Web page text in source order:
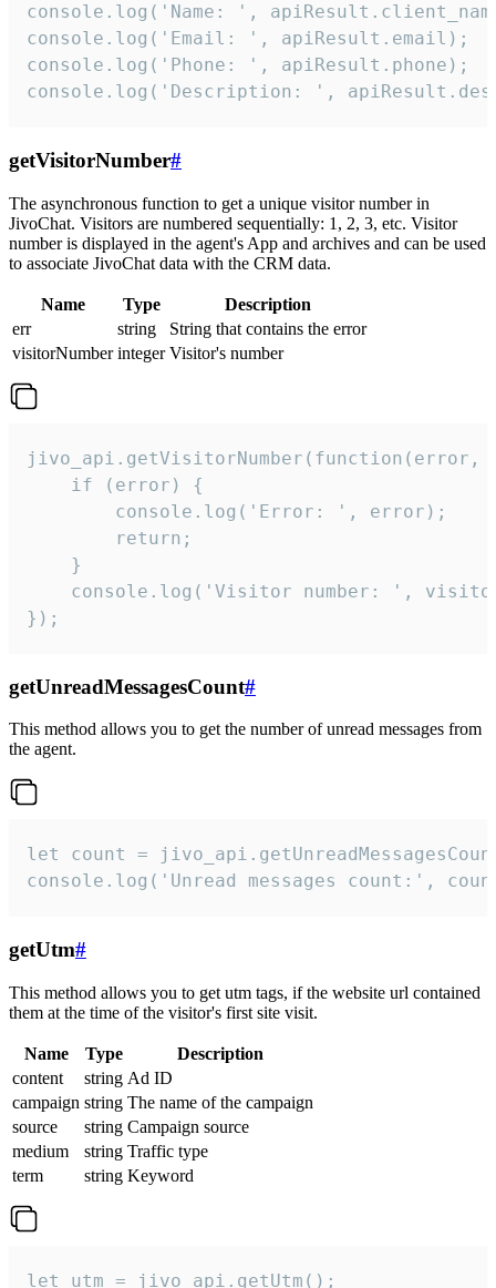
console.log('Name: ',
console.log('Email: ', apiResult.email);
console.log('Phone: ', apiResult.phone);
console.log('Description: ',
getVisitorNumber#
The asynchronous function to get a unique visitor number in
JivoChat. Visitors are numbered sequentially: 1, 2, 3, etc. Visitor
number is displayed in the agent's App and archives and can be used
to associate JivoChat data with the CRM data.
Name Type
Description
err
string
String that contains the error
visitorNumber integer Visitor's number
jivo_api.getVisitorNumber(function(error,
    if (error) {
        console.log('Error: ', error);
        return;
    }
console.log('Visitor number: ',
});
getUnreadMessagesCount#
This method allows you to get the number of unread messages from
the agent.
let count =
console.log('Unread messages count:',
getUtm#
This method allows you to get utm tags, if the website url contained
them at the time of the visitor's first site visit.
Name Type
Description
content
string Ad ID
campaign string The name of the campaign
source
string Campaign source
medium
string Traffic type
term
string Keyword
let utm = jivo_api.getUtm();